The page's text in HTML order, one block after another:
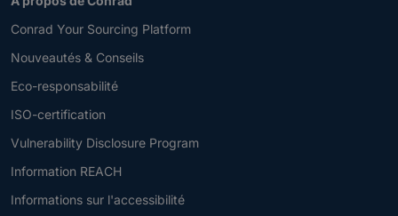
Conrad Your Sourcing Platform
Nouveautés & Conseils
Eco-responsabilité
ISO-certification
Vulnerability Disclosure Program
Information REACH
Informations sur l'accessibilité